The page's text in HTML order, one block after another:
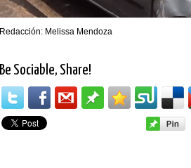
Redacción: Melissa Mendoza
Be Sociable, Share!